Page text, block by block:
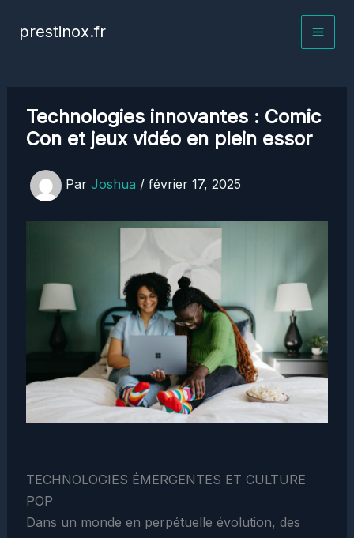
prestinox.fr
Technologies innovantes : Comic
Con et jeux vidéo en plein essor
Par Joshua / février 17, 2025
TECHNOLOGIES ÉMERGENTES ET CULTURE
POP
Dans un monde en perpétuelle évolution, des